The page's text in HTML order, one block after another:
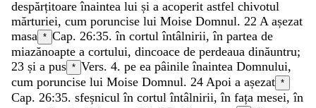
despărțitoareînaintea lui și a acoperit astfel chivotul
mărturiei, cum poruncise lui Moise Domnul. 22 A așezat
masa * Cap. 26:35. în cortulîntâlnirii,în partea de
miazănoapte a cortului, dincoace de perdeaua dinăuntru;
23 și a pus * Vers. 4. pe ea pâinileînaintea Domnului,
cum poruncise lui Moise Domnul. 24 Apoi a așezat *
Cap. 26:35. sfeșniculîn cortulîntâlnirii,în fața mesei,în